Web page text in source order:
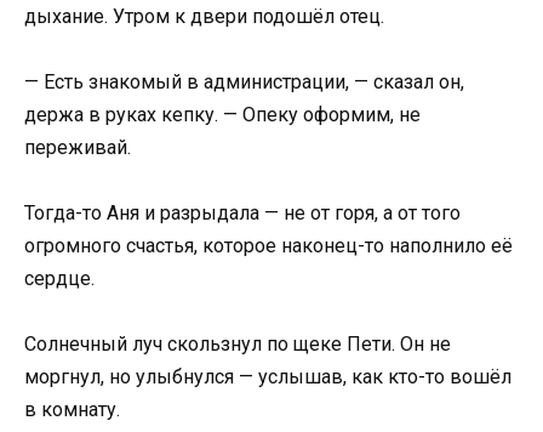
дыхание. Утром к двери подошёл отец.
— Есть знакомый в администрации, — сказал он,
держа в руках кепку. — Опеку оформим, не
переживай.
Тогда-то Аня и разрыдала — не от горя, а от того
огромного счастья, которое наконец-то наполнило её
сердце.
Солнечный луч скользнул по щеке Пети. Он не
моргнул, но улыбнулся — услышав, как кто-то вошёл
в комнату.